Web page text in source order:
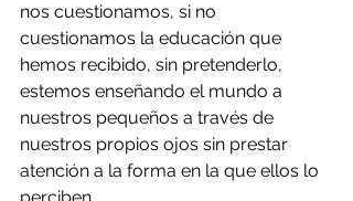
nos cuestionamos, si no
cuestionamos la educación que
hemos recibido, sin pretenderlo,
estemos enseñando el mundo a
nuestros pequeños a través de
nuestros propios ojos sin prestar
atención a la forma en la que ellos lo